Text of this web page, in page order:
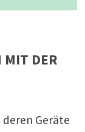
MIT DER
Geräte